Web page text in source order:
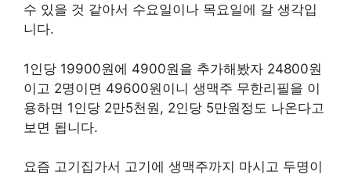
수 있을 것 같아서 수요일이나 목요일에 갈 생각입
니다.
1인당 19900원에 4900원을 추가해봤자 24800원
이고 2명이면 49600원이니 생맥주 무한리필을 이
용하면 1인당 2만5천원, 2인당 5만원정도 나온다고
보면 됩니다.
요즘 고기집가서 고기에 생맥주까지 마시고 두명이